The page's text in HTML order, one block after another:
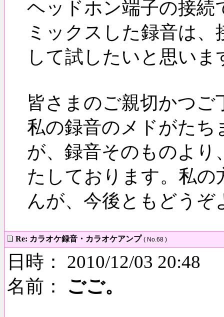
ヘッドホン端子の接続
ミックスした録音は
して試したいと思いま
皆さまのご親切かつ
私の録音のメドがたち
が、録音そのものよ
たしております。私
んが、今後ともどうぞ
Re: カラオケ録音・カラオケアンプ ( No.68 )
日時： 2010/12/03 20:48
名前： ごご。